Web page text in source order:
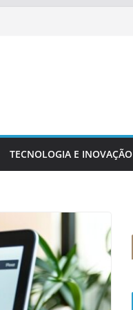
TECNOLOGIA E INOVAÇÃO